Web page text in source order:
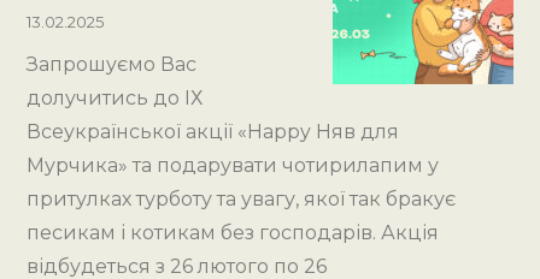
13.02.2025
Запрошуємо Вас
долучитись до ІХ
Всеукраїнської акції «Happy Няв для
Мурчика» та подарувати чотирилапим у
притулках турботу та увагу, якої так бракує
песикам і котикам без господарів. Акція
відбудеться з 26 лютого по 26